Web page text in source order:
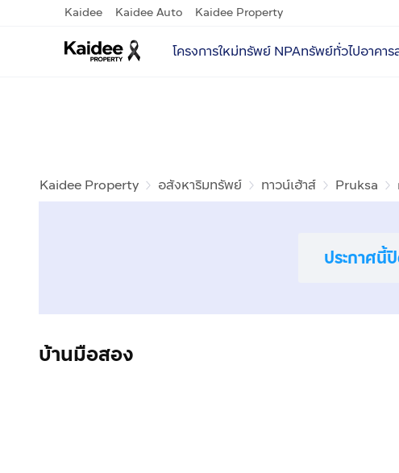
Kaidee Kaidee Auto Kaidee Property
โครงการใหม่ทรัพย์ NPAทรัพย์ทั่วไปอาคา
Kaidee Property อสังหาริมทรัพย์ ทาวน์เฮ้าส์ Pruksa
ประกาศนี้
บ้านมือสอง